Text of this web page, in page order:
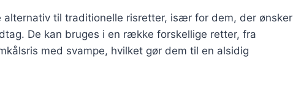
alternativ til traditionelle risretter, især for dem, der ønsker
De kan bruges i en række forskellige retter, fra
med svampe, hvilket gør dem til en alsidig